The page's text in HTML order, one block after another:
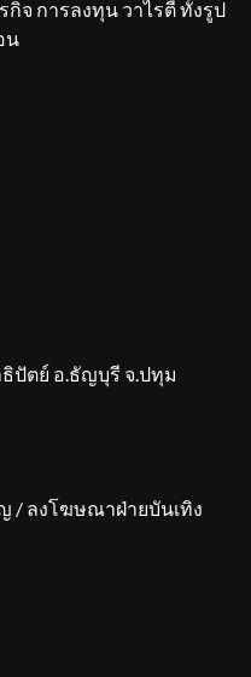
จ การลงทุน วาไรตี้ ทั้งรูป
น
ปัตย์ อ.ธัญบุรี จ.ปทุม
/ ลงโฆษณาฝ่ายบันเทิง